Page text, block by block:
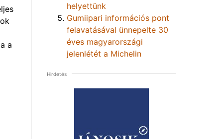
a
helyettünk
Gumiipari információs pont
felavatásával ünnepelte 30
éves magyarországi
jelenlétét a Michelin
Hirdetés